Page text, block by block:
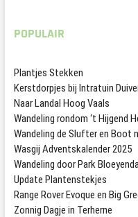
POPULAIR
Plantjes Stekken
Kerstdorpjes bij Intratuin
Naar Landal Hoog Vaals
Wandeling rondom ‘t Hijgend
Wandeling de Slufter en Boot
Wasgij Adventskalender 2025
Wandeling door Park
Update Plantenstekjes
Range Rover Evoque en Big
Zonnig Dagje in Terherne